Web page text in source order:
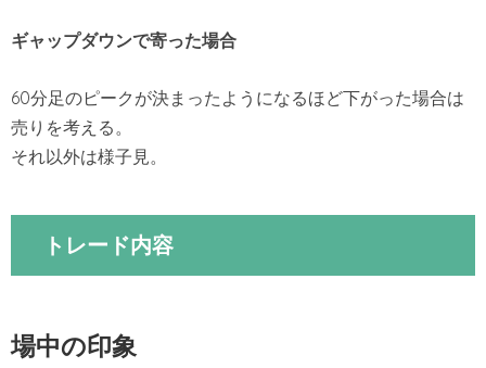
ギャップダウンで寄った場合
60分足のピークが決まったようになるほど下がった場合は
売りを考える。
それ以外は様子見。
トレード内容
場中の印象